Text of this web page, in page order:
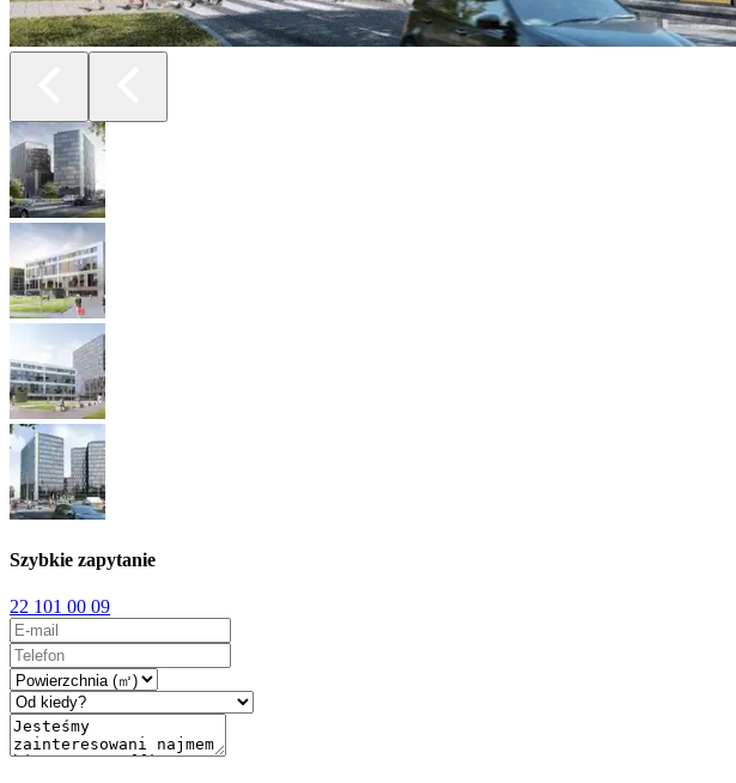
Szybkie zapytanie
22 101 00 09